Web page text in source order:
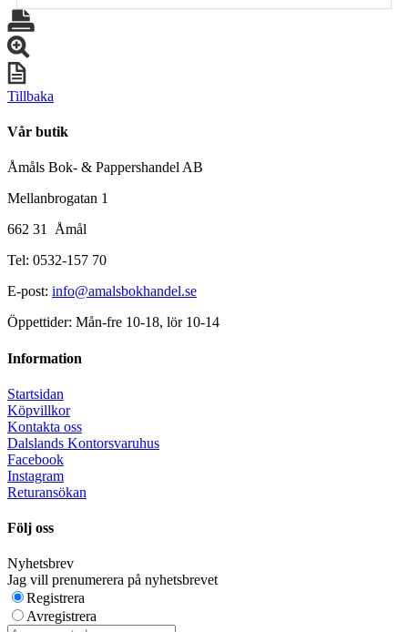
Tillbaka
Vår butik
Åmåls Bok- & Pappershandel AB
Mellanbrogatan 1
662 31 Åmål
Tel: 0532-157 70
E-post: info@amalsbokhandel.se
Öppettider: Mån-fre 10-18, lör 10-14
Information
Startsidan
Köpvillkor
Kontakta oss
Dalslands Kontorsvaruhus
Facebook
Instagram
Returansökan
Följ oss
Nyhetsbrev
Jag vill prenumerera på nyhetsbrevet
Registrera
Avregistrera